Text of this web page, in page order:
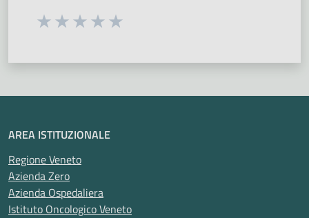
Seleziona una valutazione da 1 a 5 stelle
AREA ISTITUZIONALE
Regione Veneto
Azienda Zero
Azienda Ospedaliera
Istituto Oncologico Veneto